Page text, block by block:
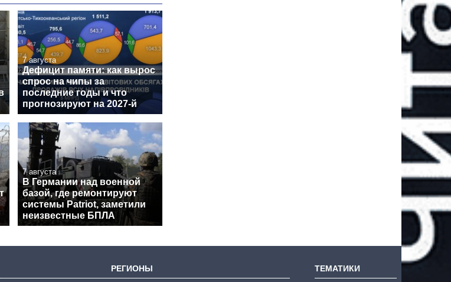
7 августа
Дефицит памяти: как вырос
спрос на чипы за
последние годы и что
прогнозируют на 2027-й
7 августа
В Германии над военной
базой, где ремонтируют
системы Patriot, заметили
неизвестные БПЛА
РЕГИОНЫ ТЕМАТИКИ